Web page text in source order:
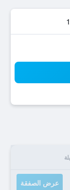
عرض الصفقة